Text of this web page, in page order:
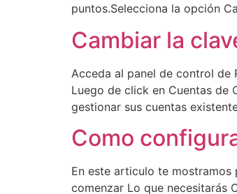
puntos.Selecciona la opción
Cambiar la
Acceda al panel de control de
Luego de click en Cuentas de
gestionar sus cuentas
Como
En este articulo te
comenzar Lo que necesitarás